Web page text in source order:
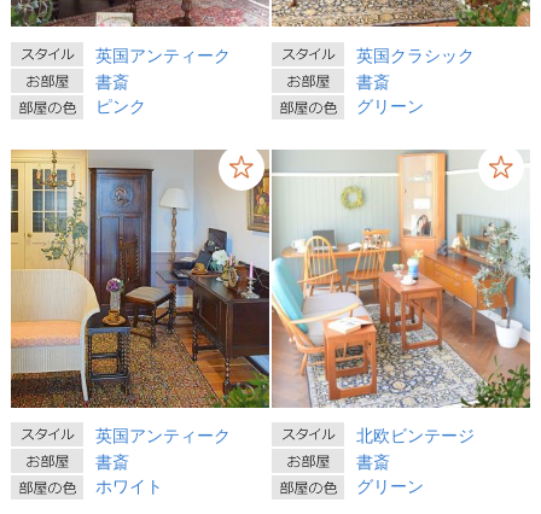
英国アンティーク
書斎
ピンク
英国クラシック
書斎
グリーン
英国アンティーク
書斎
ホワイト
北欧ビンテージ
書斎
グリーン